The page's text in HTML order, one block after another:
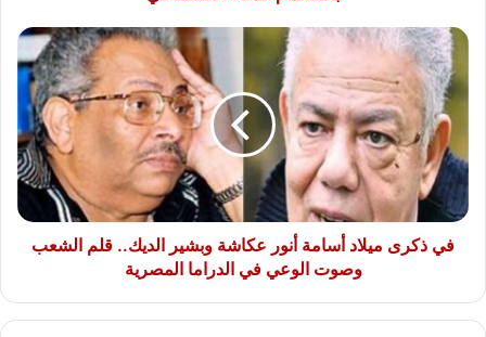
في
ذكرى
ميلاد
أسامة
أنور
عكاشة
وبشير
الديك..
قلم
الشعب
في ذكرى ميلاد أسامة أنور عكاشة وبشير الديك.. قلم الشعب
وصوت الوعي في الدراما المصرية